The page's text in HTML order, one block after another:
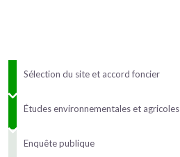
Sélection du site et accord foncier
Études environnementales et agricoles
Enquête publique